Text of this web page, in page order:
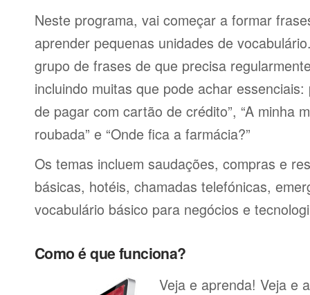
Neste programa, vai começar a formar
aprender pequenas unidades de
grupo de frases de que precisa
incluindo muitas que pode achar essenciais:
de pagar com cartão de crédito”, “A minha
roubada” e “Onde fica a farmácia?”
Os temas incluem saudações, compras e
básicas, hotéis, chamadas telefónicas,
vocabulário básico para negócios e
Como é que funciona?
Veja e aprenda! Veja e